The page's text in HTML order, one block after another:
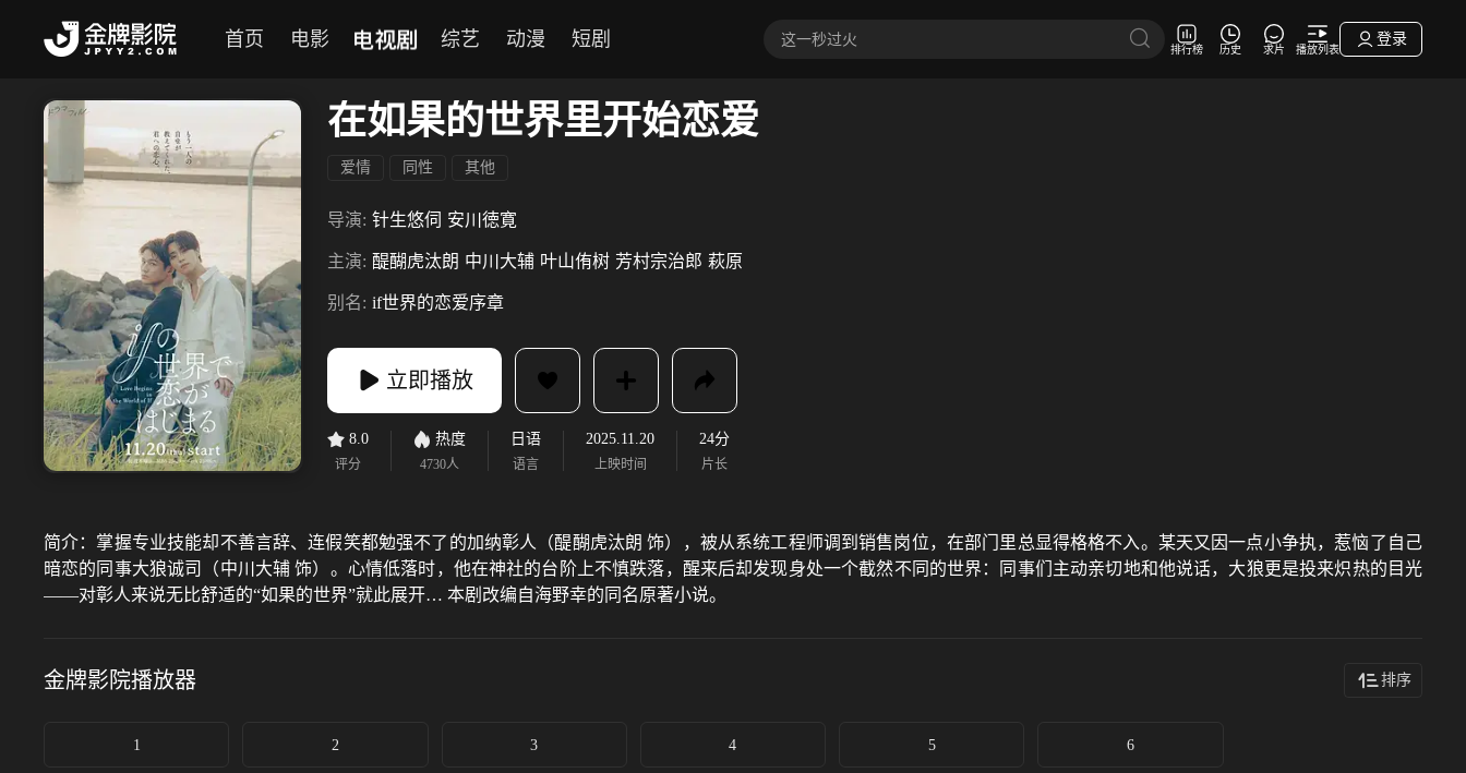
首页 电影 电视剧 综艺 动漫 短剧 排行榜 历史 求片 播放列表
登录
在如果的世界里开始恋爱
爱情 同性 其他
导演: 针生悠伺 安川徳寛
主演: 醍醐虎汰朗 中川大辅 叶山侑树 芳村宗治郎 萩原
别名: if世界的恋爱序章
立即播放
8.0
评分
热度
4730人
日语
语言
2025.11.20
上映时间
24分
片长
简介： 掌握专业技能却不善言辞、连假笑都勉强不了的加纳彰人（醍醐虎汰朗 饰），被从系统工程师调到销售岗位，在部门里总显得格格不入。某天又因一点小争执，惹恼了自己
暗恋的同事大狼诚司（中川大辅 饰）。心情低落时，他在神社的台阶上不慎跌落，醒来后却发现身处一个截然不同的世界：同事们主动亲切地和他说话，大狼更是投来炽热的目光
——对彰人来说无比舒适的“如果的世界”就此展开… 本剧改编自海野幸的同名原著小说。
金牌影院播放器 排序
1 2 3 4 5 6